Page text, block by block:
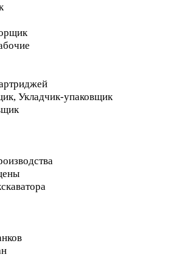
Укладчик-упаковщик